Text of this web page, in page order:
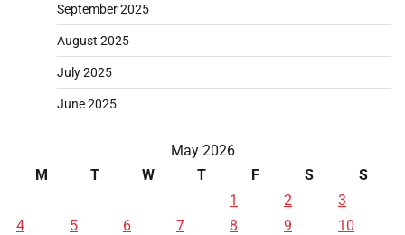
September 2025
August 2025
July 2025
June 2025
May 2026
M
T W T F S
S
1
2
3
4
5 6 7 8 9
10